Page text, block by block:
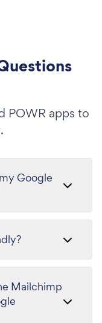
POWR apps to
Google
Mailchimp